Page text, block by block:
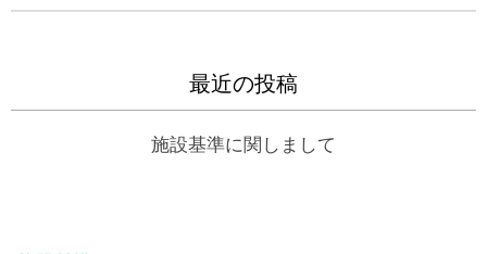
最近の投稿
施設基準に関しまして